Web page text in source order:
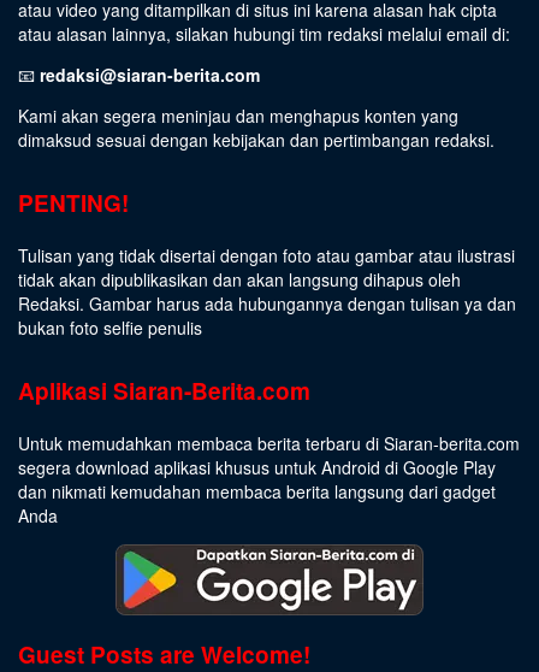
atau video yang ditampilkan di situs ini karena alasan hak cipta
atau alasan lainnya, silakan hubungi tim redaksi melalui email di:
📧 redaksi@siaran-berita.com
Kami akan segera meninjau dan menghapus konten yang
dimaksud sesuai dengan kebijakan dan pertimbangan redaksi.
PENTING!
Tulisan yang tidak disertai dengan foto atau gambar atau ilustrasi
tidak akan dipublikasikan dan akan langsung dihapus oleh
Redaksi. Gambar harus ada hubungannya dengan tulisan ya dan
bukan foto selfie penulis
Aplikasi Siaran-Berita.com
Untuk memudahkan membaca berita terbaru di Siaran-berita.com
segera download aplikasi khusus untuk Android di Google Play
dan nikmati kemudahan membaca berita langsung dari gadget
Anda
Guest Posts are Welcome!